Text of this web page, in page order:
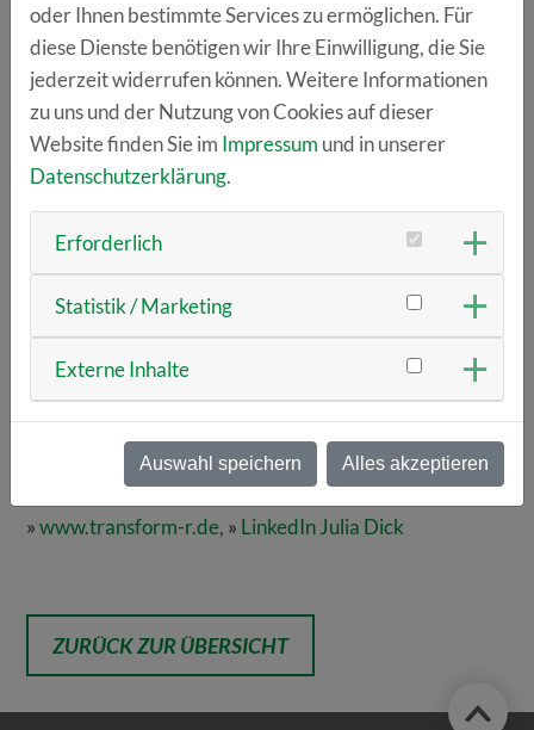
Transformationspraxis.
Im Mittelpunkt stehen die unterschiedlichen regionalen
Ansätze zur Unterstützung kleiner und mittlerer
Unternehmen im Wandel der Automobilindustrie – von
Fachkräfte- und MINT-Initiativen über Diversifizierung
in neue Branchen bis hin zu Innovations- und
Kooperationsprojekten zwischen Industrie und
Forschung. Vernetzung, Wissenstransfer und
Transformation in den Regionen voran.
Relevante Links und Kontaktdaten:
transform-10.de,»LinkedIn Sabrina Auer
transform-EMN.de,»LinkedIn Robert Lanig
»www.transform-r.de, » LinkedIn Julia Dick
ZURÜCK ZUR ÜBERSICHT
oder Ihnen bestimmte Services zu ermöglichen. Für
diese Dienste benötigen wir Ihre Einwilligung, die Sie
jederzeit widerrufen können. Weitere Informationen
zu uns und der Nutzung von Cookies auf dieser
Website finden Sie im Impressum und in unserer
Datenschutzerklärung.
Erforderlich
Statistik / Marketing
Externe Inhalte
Auswahl speichern Alles akzeptieren